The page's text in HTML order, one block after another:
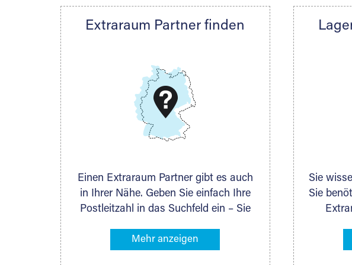
Wir können Ihnen nach Ihrem
passende Lagermöglichkeit
Extraraum Partner finden
Einen Extraraum Partner gibt es auch
in Ihrer Nähe. Geben Sie einfach Ihre
Postleitzahl in das Suchfeld ein – Sie
Partners mit Lagermöglichkeiten in
Sie
Sie